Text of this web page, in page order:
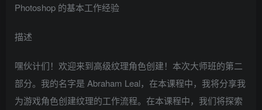
Photoshop 的基本工作经验
描述
嘿伙计们！欢迎来到高级纹理角色创建！本次大师班的第二
部分。我的名字是 Abraham Leal，在本课程中，我将分享我
为游戏角色创建纹理的工作流程。在本课程中，我们将探索